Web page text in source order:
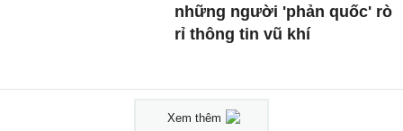
những người 'phản quốc' rò
rỉ thông tin vũ khí
Xem thêm